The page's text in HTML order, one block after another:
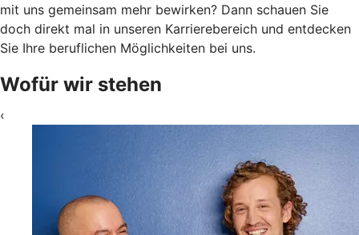
mit uns gemeinsam mehr bewirken? Dann schauen Sie
doch direkt mal in unseren Karrierebereich und entdecken
Sie Ihre beruflichen Möglichkeiten bei uns.
Wofür wir stehen
‹